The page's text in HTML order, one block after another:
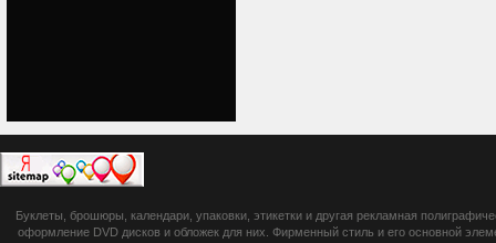
botsetto.ru -
photoshop,
Буклеты, брошюры, календари, упаковки, этикетки и другая рекламная
оформление DVD дисков и обложек для них. Фирменный стиль и его основной